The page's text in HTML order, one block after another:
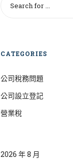
CATEGORIES
公司稅務問題
公司設立登記
營業稅
2026 年 8 月